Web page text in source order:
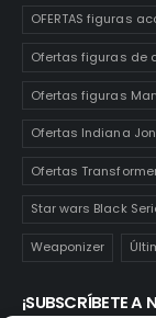
OFERTAS figuras
Ofertas figuras de
Ofertas figuras
Ofertas Indiana
Ofertas
Star wars Black
Weaponizer
¡SUBSCRÍBETE A